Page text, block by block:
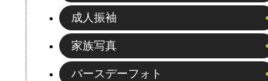
成人振袖
家族写真
バースデーフォト